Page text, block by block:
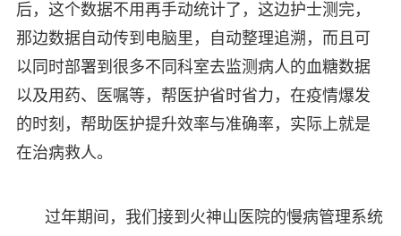
后，这个数据不用再手动统计了，这边护士测完，
那边数据自动传到电脑里，自动整理追溯，而且可
以同时部署到很多不同科室去监测病人的血糖数据
以及用药、医嘱等，帮医护省时省力，在疫情爆发
的时刻，帮助医护提升效率与准确率，实际上就是
在治病救人。
过年期间，我们接到火神山医院的慢病管理系统